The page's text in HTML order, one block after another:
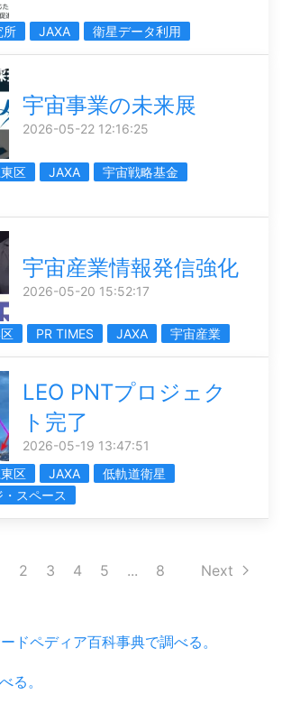
所 JAXA 衛星データ利用
宇宙事業の未来展
2026-05-22 12:16:25
区 JAXA
宇宙戦略基金
宇宙産業情報発信強化
2026-05-20 15:52:17
PR TIMES JAXA 宇宙産業
LEO PNTプロジェク
ト完了
2026-05-19 13:47:51
区 JAXA
低軌道衛星
スペース
2 3 4 5 ... 8 Next
ドペディア百科事典で調べる。
る。